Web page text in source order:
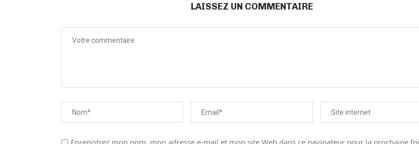
LAISSEZ UN COMMENTAIRE
Enregistrez mon nom, mon adresse e-mail et mon site Web dans ce navigateur pour la prochaine